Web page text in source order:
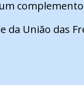
União das